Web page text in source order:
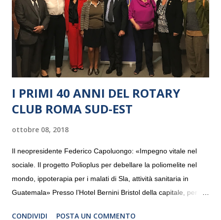
I PRIMI 40 ANNI DEL ROTARY
CLUB ROMA SUD-EST
ottobre 08, 2018
Il neopresidente Federico Capoluongo: «Impegno vitale nel
sociale. Il progetto Polioplus per debellare la poliomelite nel
mondo, ippoterapia per i malati di Sla, attività sanitaria in
Guatemala» Presso l’Hotel Bernini Bristol della capitale, per la
CONDIVIDI POSTA UN COMMENTO